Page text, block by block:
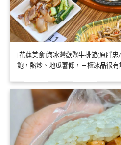
[花蓮美食]海冰灣歡聚牛排館(原胖忠
飽，熱炒、地瓜薯條，三櫃冰品很有